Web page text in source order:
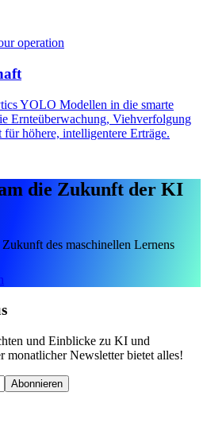
YOLO Modellen in die smarte
Ernteüberwachung, Viehverfolgung
höhere, intelligentere Erträge.
die Zukunft der KI
des maschinellen Lernens
und Einblicke zu KI und
monatlicher Newsletter bietet alles!
Abonnieren